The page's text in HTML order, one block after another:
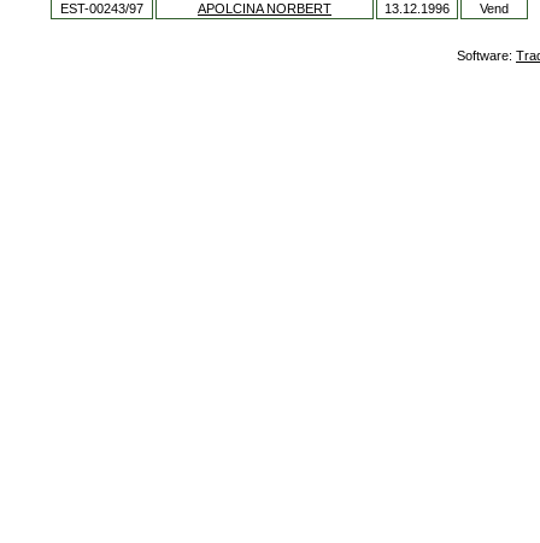
EST-00243/97
APOLCINA NORBERT 13.12.1996 Vend
Software: